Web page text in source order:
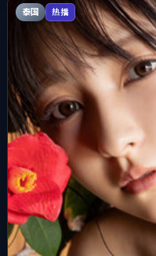
泰国 热播